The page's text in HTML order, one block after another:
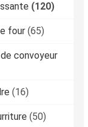
(120)
four (65)
convoyeur
(16)
(50)